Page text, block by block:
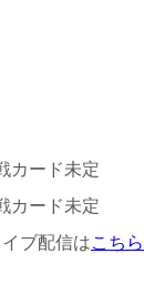
ード未定
ード未定
ブ配信はこちら